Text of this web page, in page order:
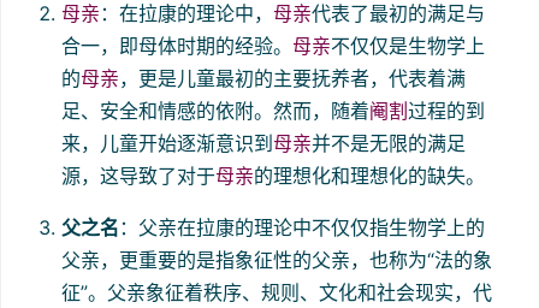
母亲 ：在拉康的理论中， 母亲代表了最初的满足与
合一，即母体时期的经验。 母亲不仅仅是生物学上
的母亲，更是儿童最初的主要抚养者，代表着满
足、安全和情感的依附。然而，随着阉割过程的到
来，儿童开始逐渐意识到 母亲并不是无限的满足
源，这导致了对于母亲的理想化和理想化的缺失。
父之名 ：父亲在拉康的理论中不仅仅指生物学上的
父亲，更重要的是指象征性的父亲，也称为“法的象
征”。父亲象征着秩序、规则、文化和社会现实，代